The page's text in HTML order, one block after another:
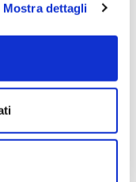
Mostra dettagli